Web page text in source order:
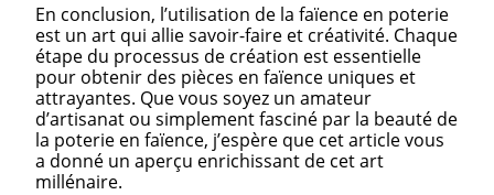
En conclusion, l’utilisation de la faïence en poterie
est un art qui allie savoir-faire et créativité. Chaque
étape du processus de création est essentielle
pour obtenir des pièces en faïence uniques et
attrayantes. Que vous soyez un amateur
d’artisanat ou simplement fasciné par la beauté de
la poterie en faïence, j’espère que cet article vous
a donné un aperçu enrichissant de cet art
millénaire.